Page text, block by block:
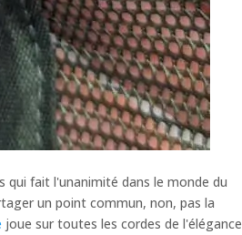
qui fait l'unanimité dans le monde du
un point commun, non, pas la
joue sur toutes les cordes de l'élégance